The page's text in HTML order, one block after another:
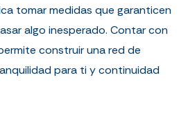
tomar medidas que garanticen
algo inesperado. Contar con
construir una red de
para ti y continuidad